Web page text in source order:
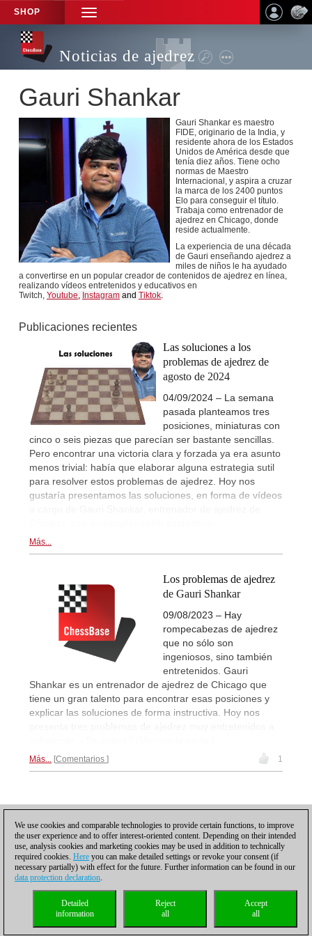
SHOP
TOGGLE
NAVIGATION
Noticias de ajedrez
Gauri Shankar
Gauri Shankar es maestro
FIDE, originario de la India, y
residente ahora de los Estados
Unidos de América desde que
tenía diez años. Tiene ocho
normas de Maestro
Internacional, y aspira a cruzar
la marca de los 2400 puntos
Elo para conseguir el título.
Trabaja como entrenador de
ajedrez en Chicago, donde
reside actualmente.
La experiencia de una década
de Gauri enseñando ajedrez a
miles de niños le ha ayudado
a convertirse en un popular creador de contenidos de ajedrez en línea,
realizando vídeos entretenidos y educativos en
Twitch, Youtube, Instagram and Tiktok.
Publicaciones recientes
Las soluciones a los
problemas de ajedrez de
agosto de 2024
04/09/2024 – La semana
pasada planteamos tres
posiciones, miniaturas con
cinco o seis piezas que parecían ser bastante sencillas.
Pero encontrar una victoria clara y forzada ya era asunto
menos trivial: había que elaborar alguna estrategia sutil
para resolver estos problemas de ajedrez. Hoy nos
gustaría presentamos las soluciones, en forma de vídeos
Más...
Los problemas de ajedrez
de Gauri Shankar
09/08/2023 – Hay
rompecabezas de ajedrez
que no sólo son
ingeniosos, sino también
entretenidos. Gauri
Shankar es un entrenador de ajedrez de Chicago que
tiene un gran talento para encontrar esas posiciones y
explicar las soluciones de forma instructiva. Hoy nos
presenta tres problemas de ajedrez muy entretenidos a
Más... Comentarios 1
Posting: 3 - 4
Desplácese hacia abajo para recargar más
Política de privacidad |Para contactar Cookies Management
Licencias
Compliance Hotline
coldest news
We use cookies and comparable technologies to provide certain functions, to improve
the user experience and to offer interest-oriented content. Depending on their intended
use, analysis cookies and marketing cookies may be used in addition to technically
required cookies. Here you can make detailed settings or revoke your consent (if
necessary partially) with effect for the future. Further information can be found in our
data protection declaration.
Accept
all
Reject
all
Detailed
information